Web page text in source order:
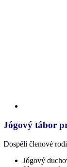
Jógový tábor
Dospělí členové
Jógový